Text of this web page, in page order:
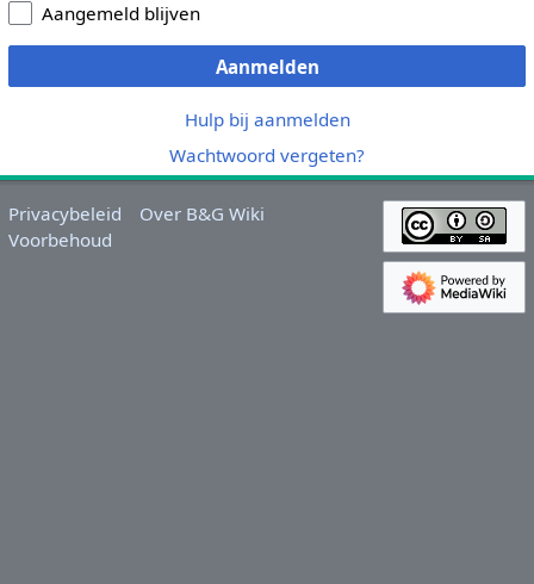
Aangemeld blijven
Aanmelden
Hulp bij aanmelden
Wachtwoord vergeten?
Privacybeleid
Over B&G Wiki
Voorbehoud